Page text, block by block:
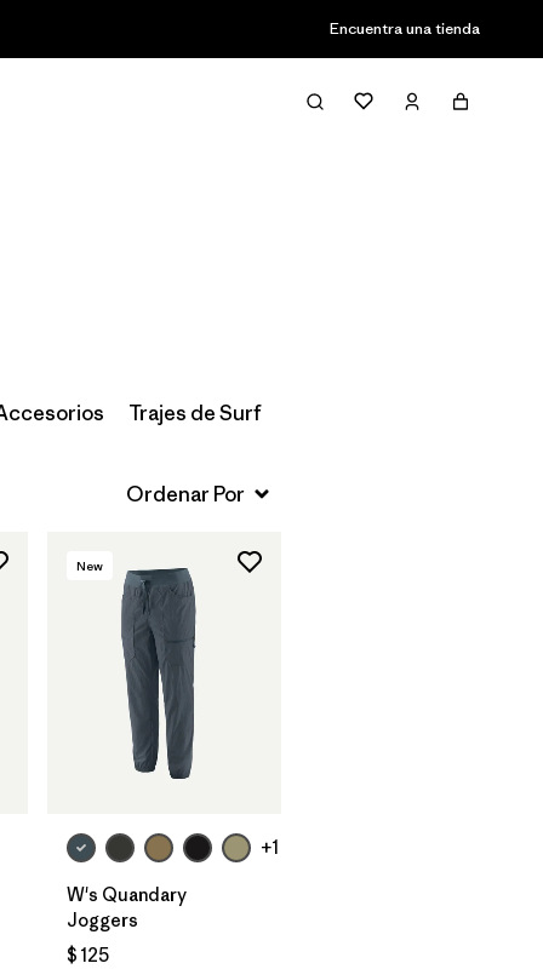
Encuentra una tienda
Filter & Sort
Trajes de Surf
New
+1
W's Quandary
Joggers
$ 125